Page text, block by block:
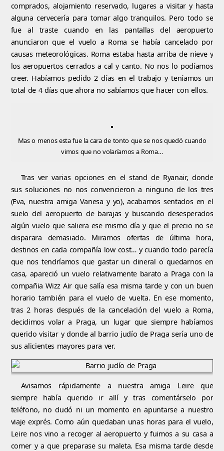
comprados, alojamiento reservado, lugares a visitar y hasta
alguna cervecería para tomar algo tranquilos. Pero todo se
fue al traste cuando en las pantallas del aeropuerto
anunciaron que el vuelo a Roma se había cancelado por
causas meteorológicas. Roma estaba hasta arriba de nieve y
los aeropuertos cerrados a cal y canto. No nos lo podíamos
creer. Habíamos pedido 2 días en el trabajo y teníamos un
total de 4 días que ahora no sabíamos que hacer con ellos.
Mas o menos esta fue la cara de tonto que se nos quedó cuando
vimos que no volaríamos a Roma…
Tras ver varias opciones en el stand de Ryanair, donde
sus soluciones no nos convencieron a ninguno de los tres
(Eva, nuestra amiga Vanesa y yo), acabamos sentados en el
suelo del aeropuerto de barajas y buscando desesperados
algún vuelo que saliera ese mismo día y que el precio no se
disparara demasiado. Miramos ofertas de última hora,
destinos en cada compañía low cost… y cuando todo parecía
que nos tendríamos que gastar un dineral o quedarnos en
casa, apareció un vuelo relativamente barato a Praga con la
compañia Wizz Air que salía esa misma tarde y con un buen
horario también para el vuelo de vuelta. En ese momento,
tras 2 horas después de la cancelación del vuelo a Roma,
decidimos volar a Praga, un lugar que siempre habíamos
querido visitar y donde al barrio judío de Praga sería uno de
sus alicientes mayores para ver.
Avisamos rápidamente a nuestra amiga Leire que
siempre había querido ir allí y tras comentárselo por
teléfono, no dudó ni un momento en apuntarse a nuestro
viaje exprés. Como aún quedaban unas horas para el vuelo,
Leire nos vino a recoger al aeropuerto y fuimos a su casa a
comer y a que preparase su maleta. Esa misma tarde desde